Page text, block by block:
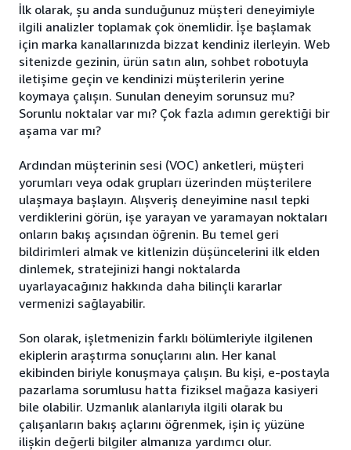
İlk olarak, şu anda sunduğunuz müşteri deneyimiyle
ilgili analizler toplamak çok önemlidir. İşe başlamak
için marka kanallarınızda bizzat kendiniz ilerleyin. Web
sitenizde gezinin, ürün satın alın, sohbet robotuyla
iletişime geçin ve kendinizi müşterilerin yerine
koymaya çalışın. Sunulan deneyim sorunsuz mu?
Sorunlu noktalar var mı? Çok fazla adımın gerektiği bir
aşama var mı?
Ardından müşterinin sesi (VOC) anketleri, müşteri
yorumları veya odak grupları üzerinden müşterilere
ulaşmaya başlayın. Alışveriş deneyimine nasıl tepki
verdiklerini görün, işe yarayan ve yaramayan noktaları
onların bakış açısından öğrenin. Bu temel geri
bildirimleri almak ve kitlenizin düşüncelerini ilk elden
dinlemek, stratejinizi hangi noktalarda
uyarlayacağınız hakkında daha bilinçli kararlar
vermenizi sağlayabilir.
Son olarak, işletmenizin farklı bölümleriyle ilgilenen
ekiplerin araştırma sonuçlarını alın. Her kanal
ekibinden biriyle konuşmaya çalışın. Bu kişi, e-postayla
pazarlama sorumlusu hatta fiziksel mağaza kasiyeri
bile olabilir. Uzmanlık alanlarıyla ilgili olarak bu
çalışanların bakış açlarını öğrenmek, işin iç yüzüne
ilişkin değerli bilgiler almanıza yardımcı olur.